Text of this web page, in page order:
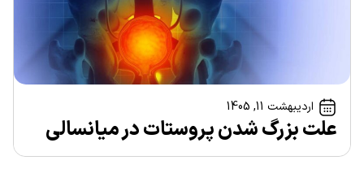
اردیبهشت 11, 1405
علت بزرگ شدن پروستات در میانسالی